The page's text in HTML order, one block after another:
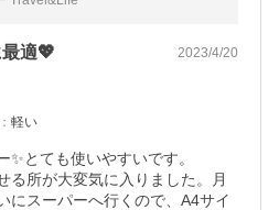
適💖 2023/4/20
： 軽い
とても使いやすいです。
る所が大変気に入りました。月
にスーパーへ行くので、A4サイ